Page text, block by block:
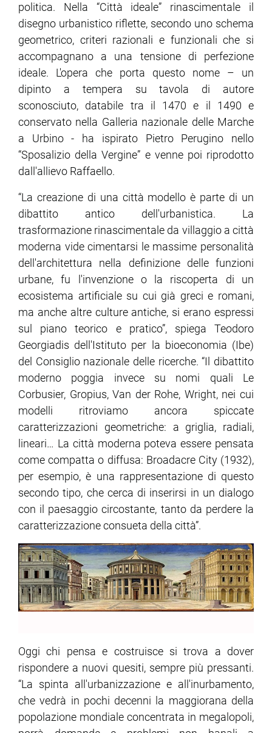
politica. Nella “Città ideale” rinascimentale il
disegno urbanistico riflette, secondo uno schema
geometrico, criteri razionali e funzionali che si
accompagnano a una tensione di perfezione
ideale. L'opera che porta questo nome – un
dipinto a tempera su tavola di autore
sconosciuto, databile tra il 1470 e il 1490 e
conservato nella Galleria nazionale delle Marche
a Urbino - ha ispirato Pietro Perugino nello
“Sposalizio della Vergine” e venne poi riprodotto
dall'allievo Raffaello.
“La creazione di una città modello è parte di un
dibattito antico dell'urbanistica. La
trasformazione rinascimentale da villaggio a città
moderna vide cimentarsi le massime personalità
dell'architettura nella definizione delle funzioni
urbane, fu l'invenzione o la riscoperta di un
ecosistema artificiale su cui già greci e romani,
ma anche altre culture antiche, si erano espressi
sul piano teorico e pratico”, spiega Teodoro
Georgiadis dell'Istituto per la bioeconomia (Ibe)
del Consiglio nazionale delle ricerche. “Il dibattito
moderno poggia invece su nomi quali Le
Corbusier, Gropius, Van der Rohe, Wright, nei cui
modelli ritroviamo ancora spiccate
caratterizzazioni geometriche: a griglia, radiali,
lineari… La città moderna poteva essere pensata
come compatta o diffusa: Broadacre City (1932),
per esempio, è una rappresentazione di questo
secondo tipo, che cerca di inserirsi in un dialogo
con il paesaggio circostante, tanto da perdere la
caratterizzazione consueta della città”.
Oggi chi pensa e costruisce si trova a dover
rispondere a nuovi quesiti, sempre più pressanti.
“La spinta all'urbanizzazione e all'inurbamento,
che vedrà in pochi decenni la maggiorana della
popolazione mondiale concentrata in megalopoli,